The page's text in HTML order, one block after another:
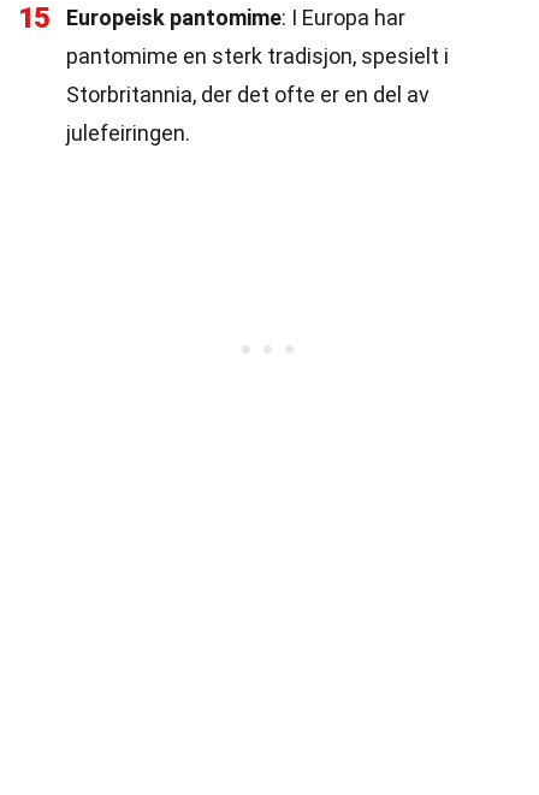
15 Europeisk pantomime: I Europa har
pantomime en sterk tradisjon, spesielt i
Storbritannia, der det ofte er en del av
julefeiringen.